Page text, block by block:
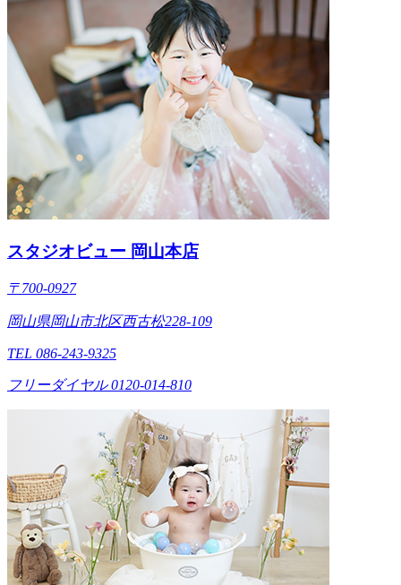
スタジオビュー 岡山本店
〒700-0927
岡山県岡山市北区西古松228-109
TEL 086-243-9325
フリーダイヤル 0120-014-810